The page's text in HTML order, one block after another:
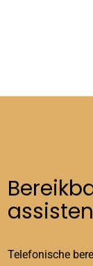
Telefonische